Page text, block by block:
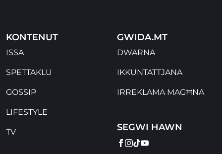
KONTENUT
ISSA
SPETTAKLU
GOSSIP
LIFESTYLE
TV
GWIDA.MT
DWARNA
IKKUNTATTJANA
IRREKLAMA MAGĦNA
SEGWI HAWN
FACEBOOK
INSTAGRAM
TIKTOK
YOUTUBE